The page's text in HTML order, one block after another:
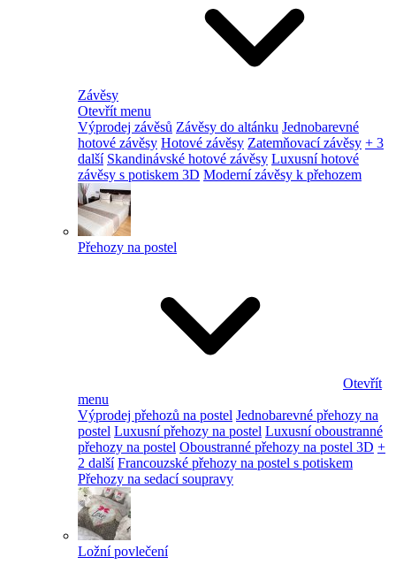
Závěsy
Otevřít menu
Výprodej závěsů Závěsy do altánku Jednobarevné
hotové závěsy Hotové závěsy Zatemňovací závěsy + 3
další Skandinávské hotové závěsy Luxusní hotové
závěsy s potiskem 3D Moderní závěsy k přehozem
Přehozy na postel
Otevřít
menu
Výprodej přehozů na postel Jednobarevné přehozy na
postel Luxusní přehozy na postel Luxusní oboustranné
přehozy na postel Oboustranné přehozy na postel 3D +
2 další Francouzské přehozy na postel s potiskem
Přehozy na sedací soupravy
Ložní povlečení